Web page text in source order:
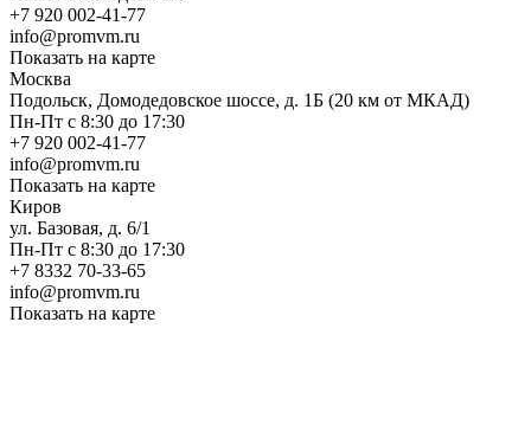
+7 920 002-41-77
info@promvm.ru
Показать на карте
Москва
Подольск, Домодедовское шоссе, д. 1Б (20 км от МКАД)
Пн-Пт с 8:30 до 17:30
+7 920 002-41-77
info@promvm.ru
Показать на карте
Киров
ул. Базовая, д. 6/1
Пн-Пт с 8:30 до 17:30
+7 8332 70-33-65
info@promvm.ru
Показать на карте